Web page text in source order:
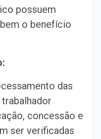
possuem
o benefício
das
concessão e
ser verificadas